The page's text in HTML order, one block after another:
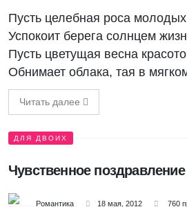
Пусть целебная роса
Успокоит берега солнцем
Пусть цветущая весна
Обнимает облака, тая в
Читать далее
ДЛЯ ДВОИХ
Чувственное
Романтика 18 мая, 2012 760